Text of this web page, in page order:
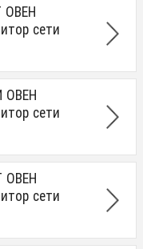
сети
сети
сети